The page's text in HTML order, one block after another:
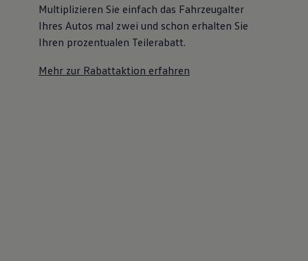
Multiplizieren Sie einfach das Fahrzeugalter
Ihres Autos mal zwei und schon erhalten Sie
Ihren prozentualen Teilerabatt.
Mehr zur Rabattaktion erfahren